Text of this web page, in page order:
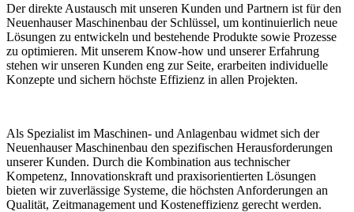
Der direkte Austausch mit unseren Kunden und Partnern ist für den
Neuenhauser Maschinenbau der Schlüssel, um kontinuierlich neue
Lösungen zu entwickeln und bestehende Produkte sowie Prozesse
zu optimieren. Mit unserem Know-how und unserer Erfahrung
stehen wir unseren Kunden eng zur Seite, erarbeiten individuelle
Konzepte und sichern höchste Effizienz in allen Projekten.
Als Spezialist im Maschinen- und Anlagenbau widmet sich der
Neuenhauser Maschinenbau den spezifischen Herausforderungen
unserer Kunden. Durch die Kombination aus technischer
Kompetenz, Innovationskraft und praxisorientierten Lösungen
bieten wir zuverlässige Systeme, die höchsten Anforderungen an
Qualität, Zeitmanagement und Kosteneffizienz gerecht werden.